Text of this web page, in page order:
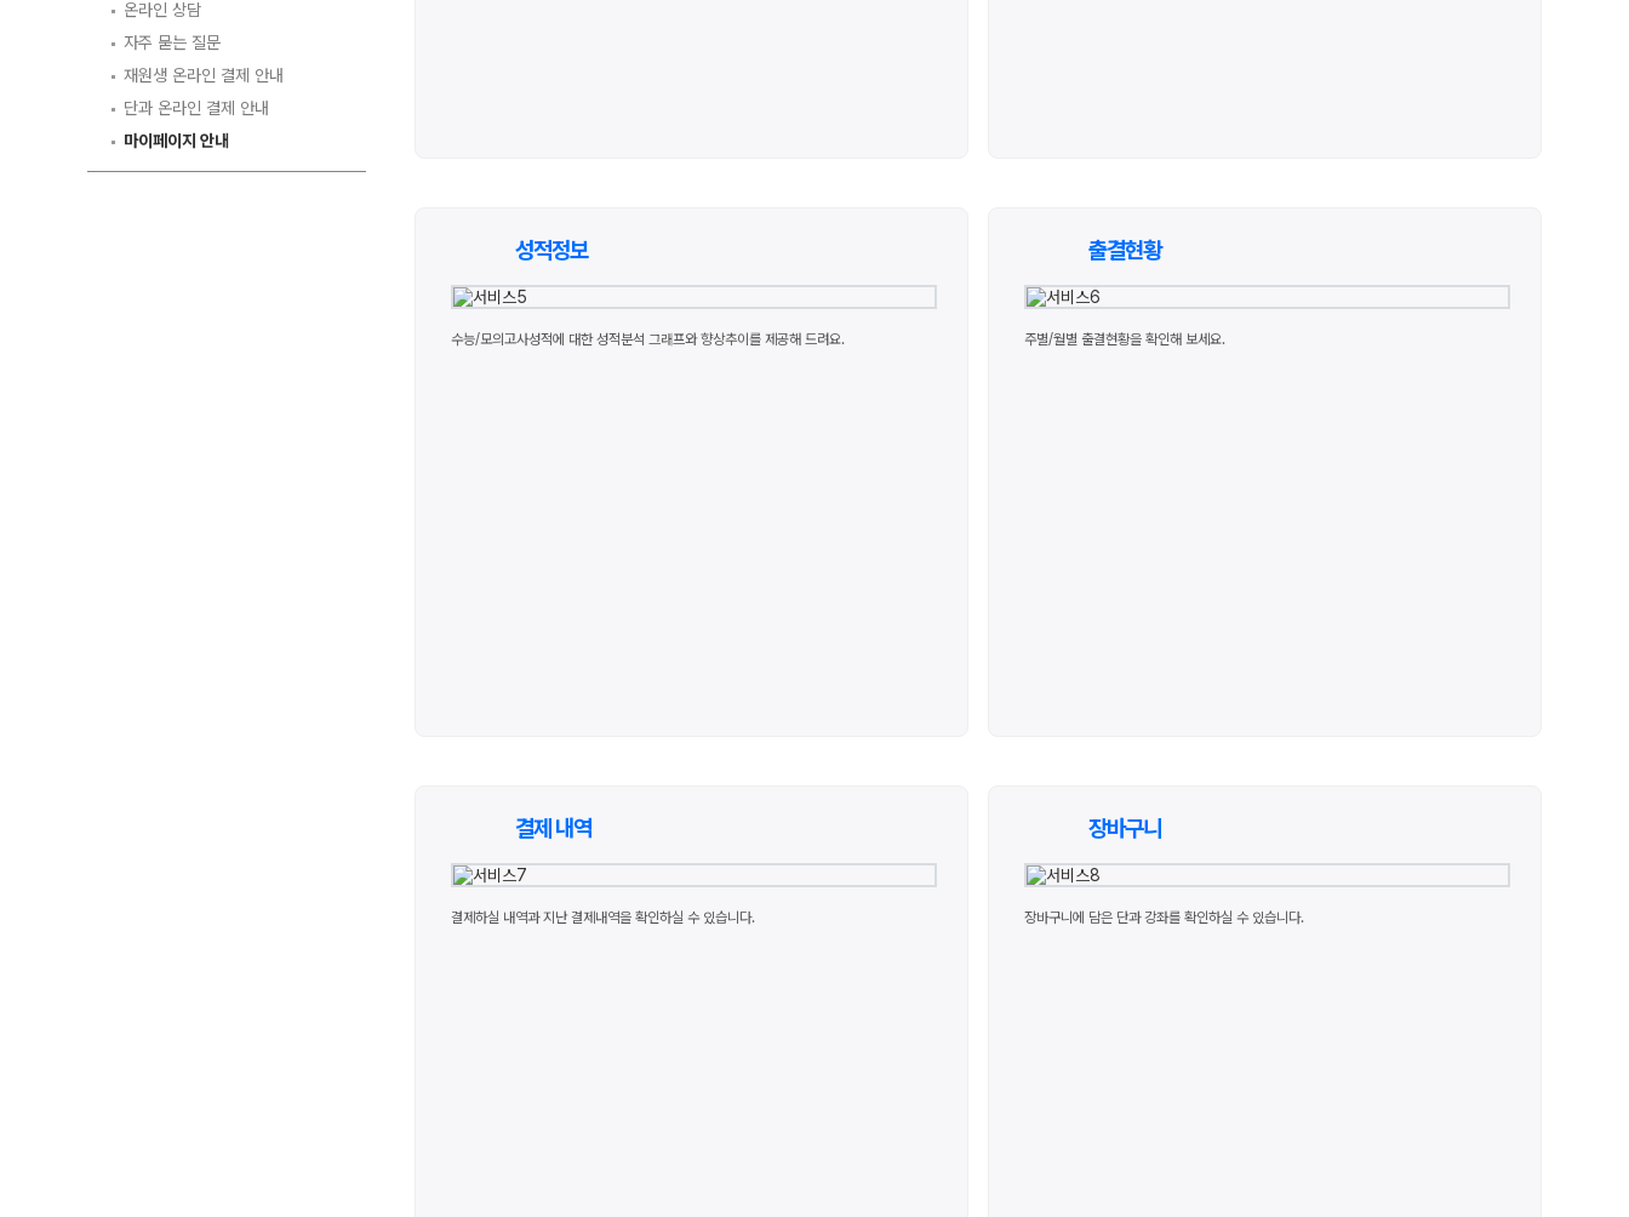
온라인 상담
자주 묻는 질문
재원생 온라인 결제 안내
단과 온라인 결제 안내
마이페이지 안내
성적정보
수능/모의고사성적에 대한 성적분석 그래프와 향상추이를 제공해 드려요.
출결현황
주별/월별 출결현황을 확인해 보세요.
결제 내역
결제하실 내역과 지난 결제내역을 확인하실 수 있습니다.
장바구니
장바구니에 담은 단과 강좌를 확인하실 수 있습니다.